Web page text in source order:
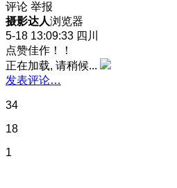
评论 举报
摄影达人浏览器
5-18 13:09:33 四川
点赞佳作！！
正在加载, 请稍候...
发表评论…
34
18
1